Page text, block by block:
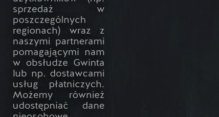
sprzedaż w
poszczególnych
regionach) wraz z
naszymi partnerami
pomagającymi nam
w obsłudze Gwinta
lub np. dostawcami
usług płatniczych.
Możemy również
udostępniać dane